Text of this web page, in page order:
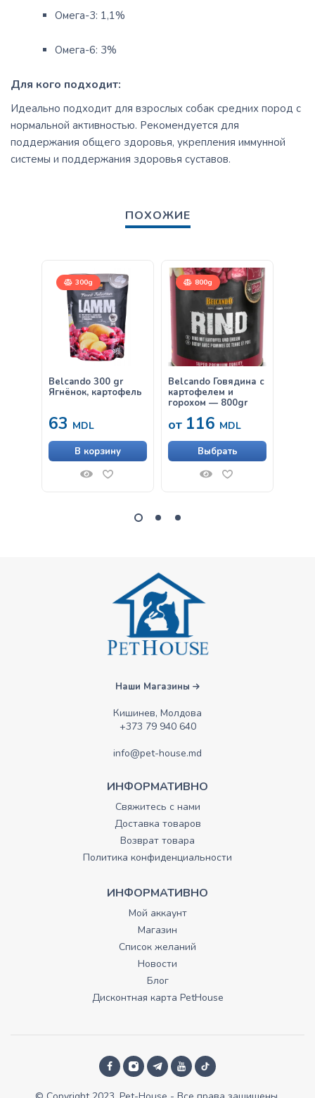
Омега-3: 1,1%
Омега-6: 3%
Для кого подходит:
Идеально подходит для взрослых собак средних пород с
нормальной активностью. Рекомендуется для
поддержания общего здоровья, укрепления иммунной
системы и поддержания здоровья суставов.
ПОХОЖИЕ
300g
Belcando 300 gr
Ягнёнок, картофель
63 MDL
В корзину
800g
Belcando Говядина с
картофелем и
горохом — 800gr
от 116 MDL
Выбрать
Наши Магазины
Кишинев, Молдова
+373 79 940 640
info@pet-house.md
ИНФОРМАТИВНО
Свяжитесь с нами
Доставка товаров
Возврат товара
Политика конфиденциальности
ИНФОРМАТИВНО
Мой аккаунт
Магазин
Список желаний
Новости
Блог
Дисконтная карта PetHouse